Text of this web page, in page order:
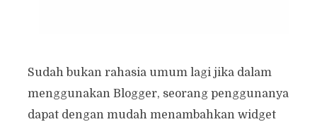
Sudah bukan rahasia umum lagi jika dalam
menggunakan Blogger, seorang penggunanya
dapat dengan mudah menambahkan widget